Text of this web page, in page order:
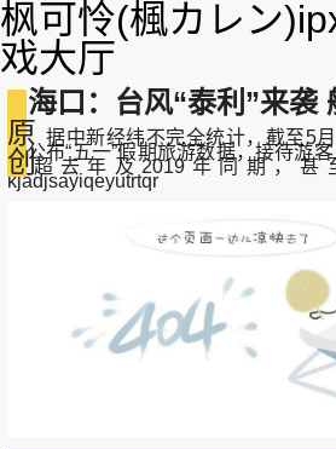
枫可怜(楓カレン
戏大厅
原
创
海口：台风“泰利”来袭
据中新经纬不完全统计，截至5月
份公布“五一”假期旅游数据，接待游
遍超去年及2019年同期，甚
kjadjsayiqeyutrtqr